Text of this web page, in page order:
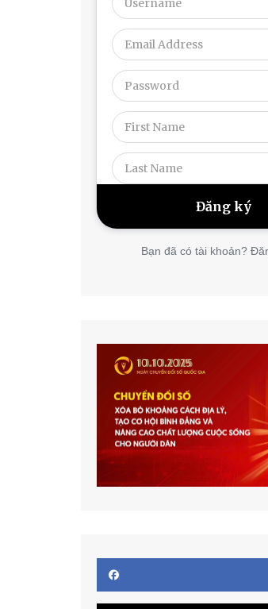
Bạn đã có tài khoản?